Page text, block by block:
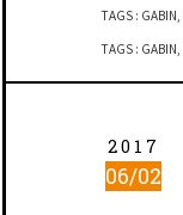
TAGS : GABIN,
TAGS : GABIN,
2017
06/02